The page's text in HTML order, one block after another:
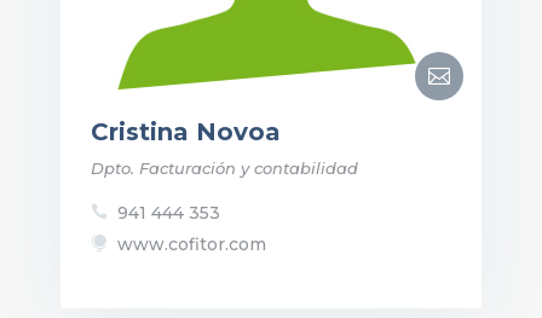

Cristina Novoa
Dpto. Facturación y contabilidad
 941 444 353
 www.cofitor.com